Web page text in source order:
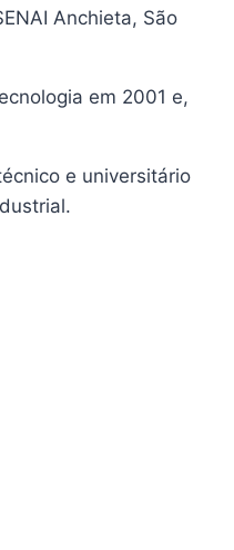
Anchieta, São
em 2001 e,
e universitário